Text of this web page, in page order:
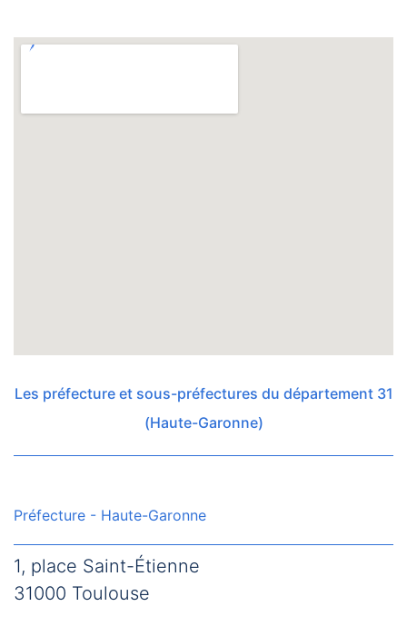
Les préfecture et sous-préfectures du département 31
(Haute-Garonne)
Préfecture - Haute-Garonne
1, place Saint-Étienne
31000 Toulouse